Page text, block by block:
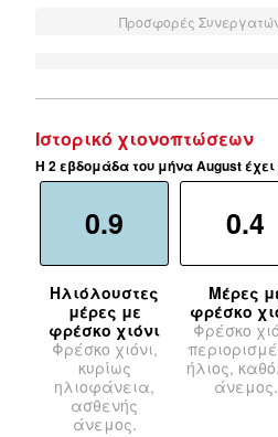
Προσφορές
Ιστορικό χιονοπτώσεων
Η 2 εβδομάδα του μήνα August
0.9
Ηλιόλουστες
μέρες με
φρέσκο χιόνι
Φρέσκο χιόνι,
κυρίως
ηλιοφάνεια,
ασθενής
άνεμος.
0.4
Μέρες
φρέσκο
Φρέσκο
ήλιος,
άνεμος.